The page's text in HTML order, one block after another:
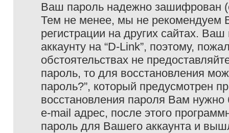
Ваш пароль надежно зашифрован
Тем не менее, мы не рекомендуем
регистрации на других сайтах.
аккаунту на “D-Link”, поэтому,
обстоятельствах не
пароль, то для восстановления
пароль?”, который предусмотрен
восстановления пароля Вам
e-mail адрес, после этого
пароль для Вашего аккаунта и